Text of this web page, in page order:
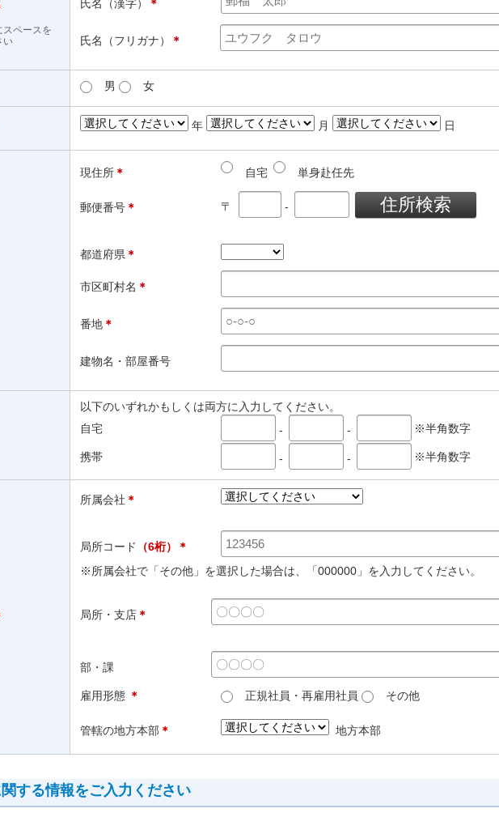
ペースを
い
氏名（漢字） ＊
氏名（フリガナ） ＊
男 女
年 月 日
現住所 ＊ 自宅 単身赴任先
郵便番号 ＊ 〒 -
都道府県 ＊
市区町村名 ＊
番地 ＊
建物名・部屋番号
以下のいずれかもしくは両方に入力してください。
自宅
- - ※半角数字
携帯 - - ※半角数字
所属会社 ＊
局所コード （6桁）＊
※所属会社で「その他」を選択した場合は、「000000」を入力してください。
局所・支店 ＊
部・課
雇用形態 ＊ 正規社員・再雇用社員 その他
管轄の地方本部 ＊ 地方本部
する情報をご入力ください